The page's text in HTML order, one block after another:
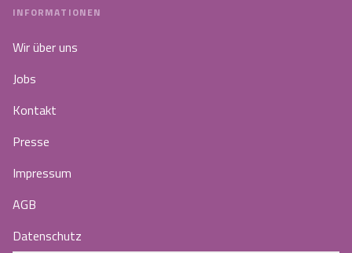
INFORMATIONEN
Wir über uns
Jobs
Kontakt
Presse
Impressum
AGB
Datenschutz